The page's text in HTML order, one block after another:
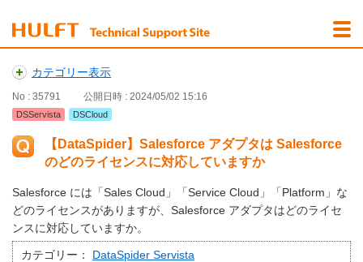
カテゴリー表示
No : 35791 公開日時 : 2024/05/02 15:16
DSServista DSCloud
【DataSpider】Salesforce アダプタは Salesforce
のどのライセンスに対応していますか
Salesforce には「Sales Cloud」「Service Cloud」「Platform」な
どのライセンスがありますが、Salesforce アダプタはどのライセ
ンスに対応していますか。
カテゴリー：
DataSpider Servista